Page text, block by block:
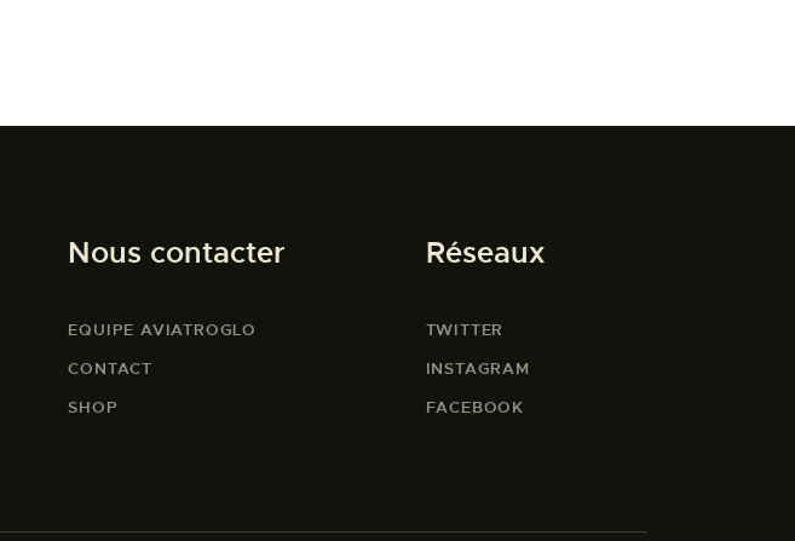
Nous contacter
EQUIPE AVIATROGLO
CONTACT
SHOP
Réseaux
TWITTER
INSTAGRAM
FACEBOOK